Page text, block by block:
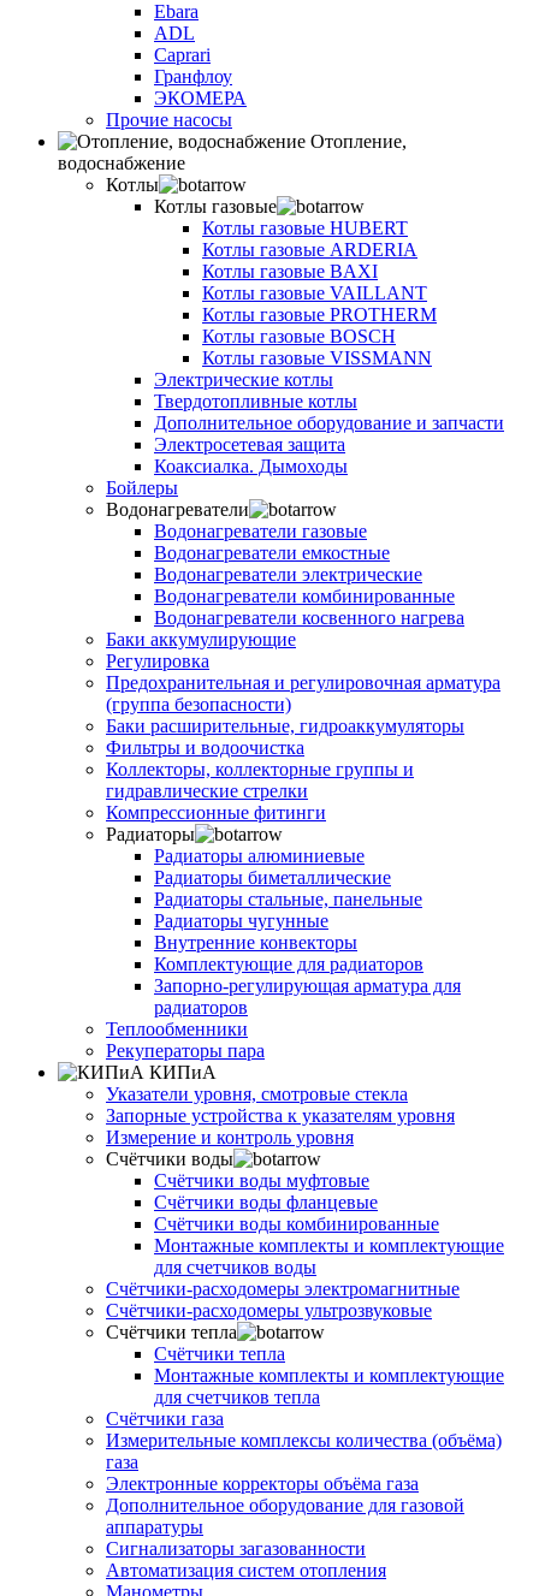
Ebara
ADL
Caprari
Гранфлоу
ЭКОМЕРА
Прочие насосы
Отопление,
водоснабжение
Котлы
Котлы газовые
Котлы газовые HUBERT
Котлы газовые ARDERIA
Котлы газовые BAXI
Котлы газовые VAILLANT
Котлы газовые PROTHERM
Котлы газовые BOSCH
Котлы газовые VISSMANN
Электрические котлы
Твердотопливные котлы
Дополнительное оборудование и запчасти
Электросетевая защита
Коаксиалка. Дымоходы
Бойлеры
Водонагреватели
Водонагреватели газовые
Водонагреватели емкостные
Водонагреватели электрические
Водонагреватели комбинированные
Водонагреватели косвенного нагрева
Баки аккумулирующие
Регулировка
Предохранительная и регулировочная арматура
(группа безопасности)
Баки расширительные, гидроаккумуляторы
Фильтры и водоочистка
Коллекторы, коллекторные группы и
гидравлические стрелки
Компрессионные фитинги
Радиаторы
Радиаторы алюминиевые
Радиаторы биметаллические
Радиаторы стальные, панельные
Радиаторы чугунные
Внутренние конвекторы
Комплектующие для радиаторов
Запорно-регулирующая арматура для
радиаторов
Теплообменники
Рекуператоры пара
КИПиА
Указатели уровня, смотровые стекла
Запорные устройства к указателям уровня
Измерение и контроль уровня
Счётчики воды
Счётчики воды муфтовые
Счётчики воды фланцевые
Счётчики воды комбинированные
Монтажные комплекты и комплектующие
для счетчиков воды
Счётчики-расходомеры электромагнитные
Счётчики-расходомеры ультрозвуковые
Счётчики тепла
Счётчики тепла
Монтажные комплекты и комплектующие
для счетчиков тепла
Счётчики газа
Измерительные комплексы количества (объёма)
газа
Электронные корректоры объёма газа
Дополнительное оборудование для газовой
аппаратуры
Сигнализаторы загазованности
Автоматизация систем отопления
Манометры